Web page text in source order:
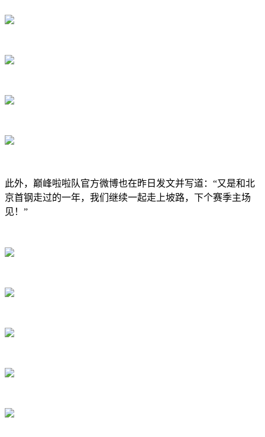
此外，巅峰啦啦队官方微博也在昨日发文并写道：“又是和北
京首钢走过的一年，我们继续一起走上坡路，下个赛季主场
见！”